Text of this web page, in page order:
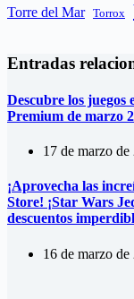
Torre del Mar Torrox
Entradas
Descubre los juegos
Premium de marzo
17 de marzo de
¡Aprovecha las
Store! ¡Star Wars
descuentos
16 de marzo de